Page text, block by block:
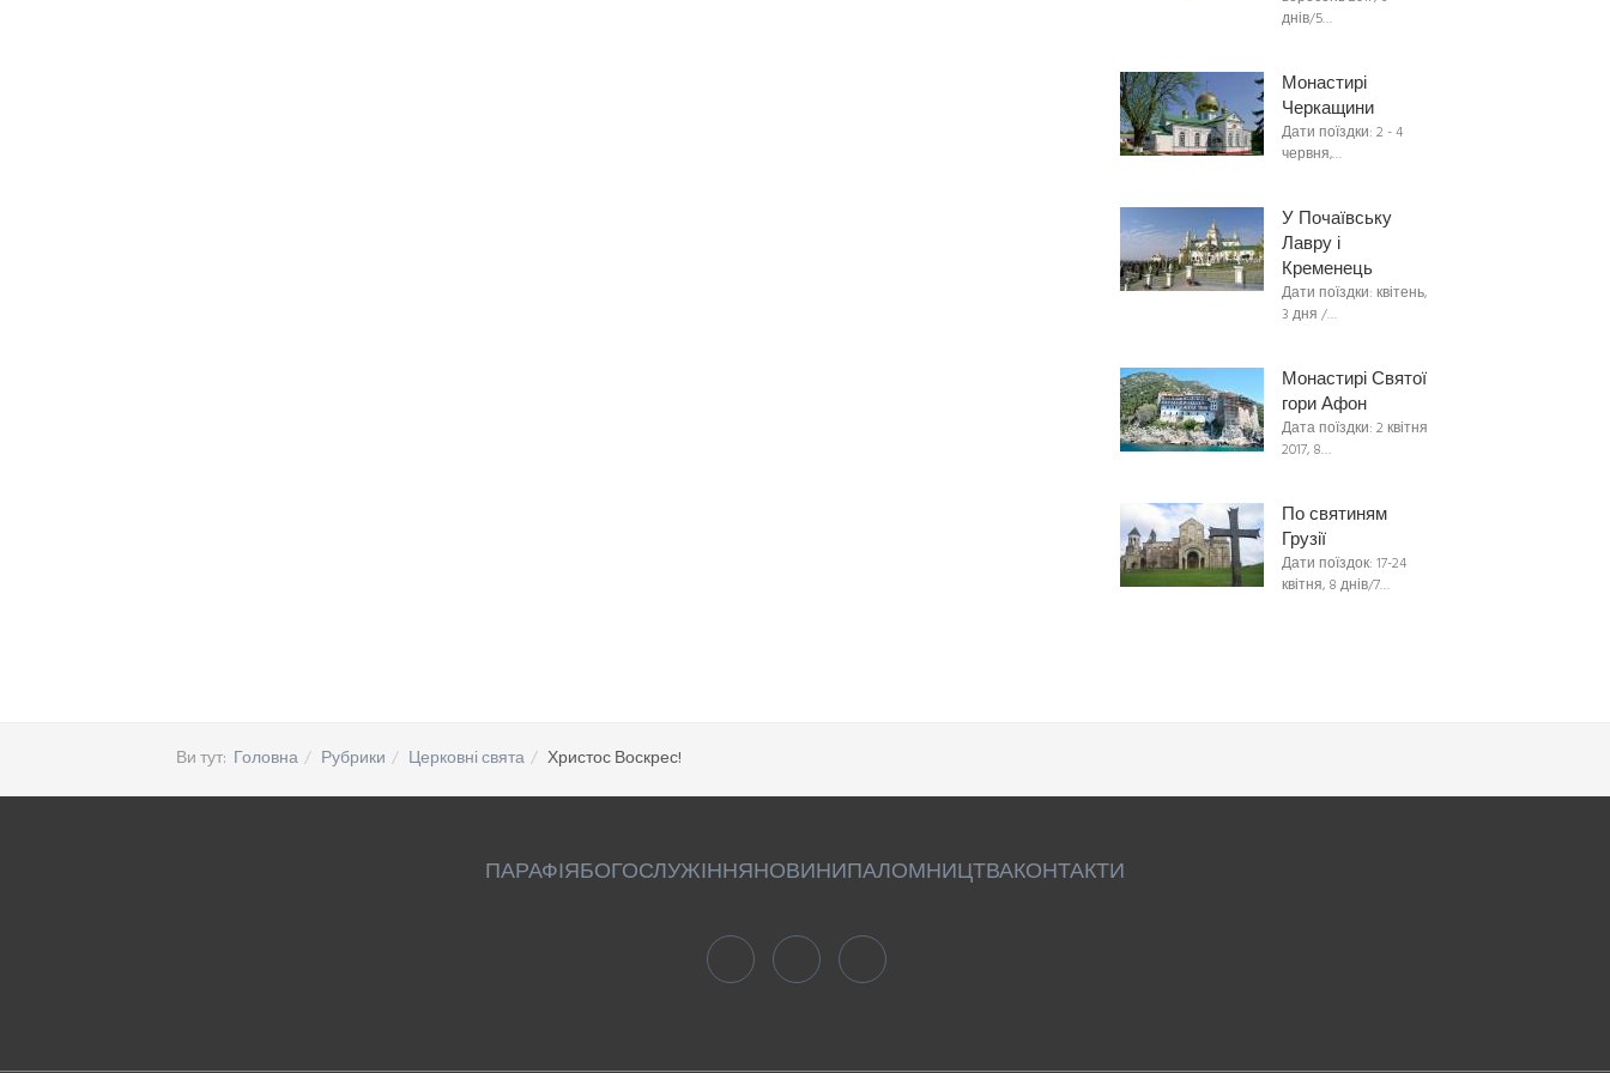
днів/5…
Монастирі
Черкащини
Дати поїздки: 2 - 4
червня,…
У Почаївську
Лавру і
Кременець
Дати поїздки: квітень,
3 дня /…
Монастирі Святої
гори Афон
Дата поїздки: 2 квітня
2017, 8…
По святиням
Грузії
Дати поїздок: 17-24
квітня, 8 днів/7…
Ви тут: Головна Рубрики Церковні свята Христос Воскрес!
ПАРАФІЯБОГОСЛУЖІННЯНОВИНИПАЛОМНИЦТВАКОНТАКТИ